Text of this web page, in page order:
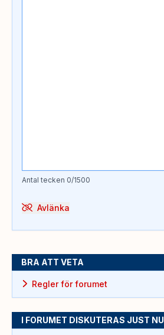
Antal tecken 0/1500
Avlänka
BRA ATT VETA
Regler för forumet
I FORUMET DISKUTERAS JUST NU